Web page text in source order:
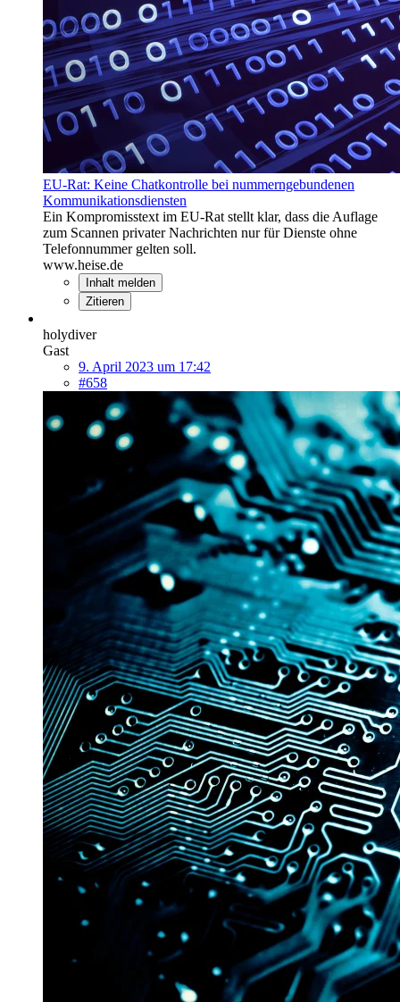
EU-Rat: Keine Chatkontrolle bei nummerngebundenen
Kommunikationsdiensten
Ein Kompromisstext im EU-Rat stellt klar, dass die Auflage
zum Scannen privater Nachrichten nur für Dienste ohne
Telefonnummer gelten soll.
www.heise.de
Inhalt melden
Zitieren
holydiver
Gast
9. April 2023 um 17:42
#658